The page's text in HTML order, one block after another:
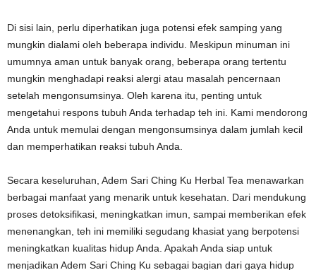
Di sisi lain, perlu diperhatikan juga potensi efek samping yang
mungkin dialami oleh beberapa individu. Meskipun minuman ini
umumnya aman untuk banyak orang, beberapa orang tertentu
mungkin menghadapi reaksi alergi atau masalah pencernaan
setelah mengonsumsinya. Oleh karena itu, penting untuk
mengetahui respons tubuh Anda terhadap teh ini. Kami mendorong
Anda untuk memulai dengan mengonsumsinya dalam jumlah kecil
dan memperhatikan reaksi tubuh Anda.
Secara keseluruhan, Adem Sari Ching Ku Herbal Tea menawarkan
berbagai manfaat yang menarik untuk kesehatan. Dari mendukung
proses detoksifikasi, meningkatkan imun, sampai memberikan efek
menenangkan, teh ini memiliki segudang khasiat yang berpotensi
meningkatkan kualitas hidup Anda. Apakah Anda siap untuk
menjadikan Adem Sari Ching Ku sebagai bagian dari gaya hidup